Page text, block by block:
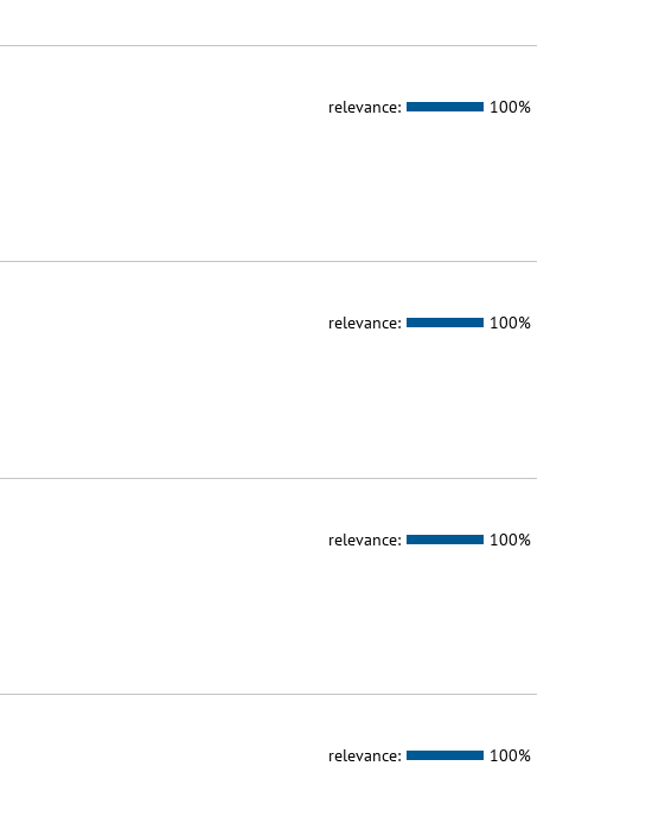
relevance: 100%
relevance: 100%
relevance: 100%
relevance: 100%